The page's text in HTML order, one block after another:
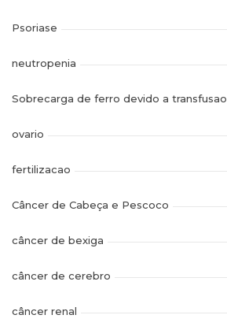
Psoriase
neutropenia
Sobrecarga de ferro devido a transfusao
ovario
fertilizacao
Câncer de Cabeça e Pescoco
câncer de bexiga
câncer de cerebro
câncer renal